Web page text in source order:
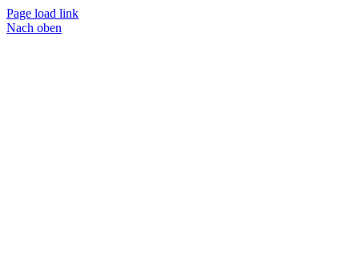
Page load link
Nach oben